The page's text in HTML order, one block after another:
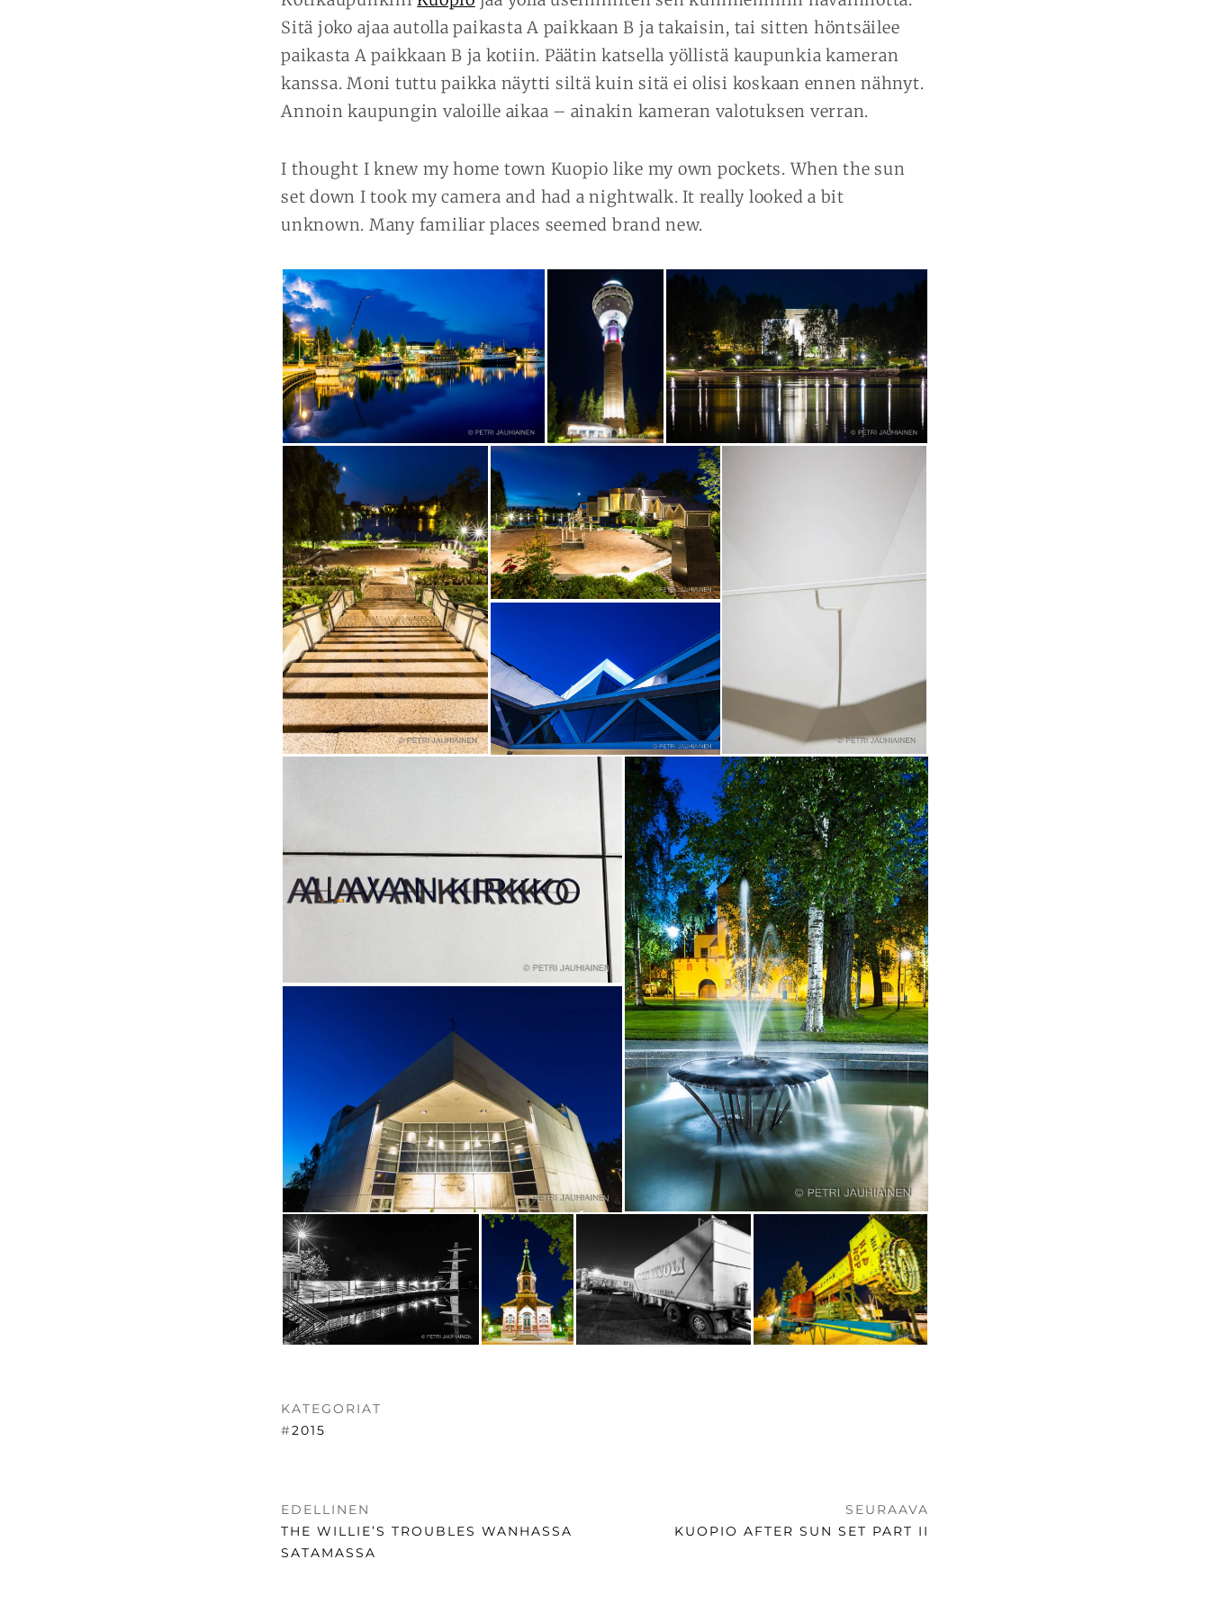
Sitä joko ajaa autolla paikasta A paikkaan B ja takaisin, tai sitten höntsäilee
paikasta A paikkaan B ja kotiin. Päätin katsella yöllistä kaupunkia kameran
kanssa. Moni tuttu paikka näytti siltä kuin sitä ei olisi koskaan ennen nähnyt.
Annoin kaupungin valoille aikaa – ainakin kameran valotuksen verran.
I thought I knew my home town Kuopio like my own pockets. When the sun
set down I took my camera and had a nightwalk. It really looked a bit
unknown. Many familiar places seemed brand new.
KATEGORIAT
#2015
ARTIKKELIEN
SELAUS
EDELLINEN
EDELLINEN
UUTINEN:
THE WILLIE’S TROUBLES WANHASSA
SATAMASSA
SEURAAVA
SEURAAVA
KUOPIO AFTER SUN SET PART II